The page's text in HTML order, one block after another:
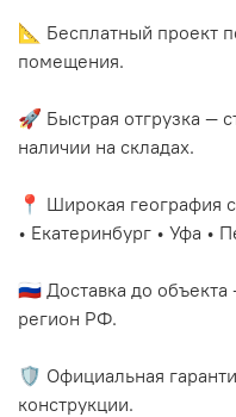
📐 Бесплатный проект
помещения.
🚀 Быстрая отгрузка —
наличии на складах.
📍 Широкая география
• Екатеринбург • Уфа •
🇷🇺 Доставка до
регион РФ.
🛡️ Официальная
конструкции.